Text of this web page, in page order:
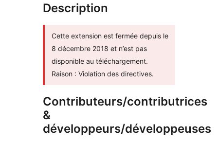
Description
Cette extension est fermée depuis le
8 décembre 2018 et n’est pas
disponible au téléchargement.
Raison : Violation des directives.
Contributeurs/contributrices
&
développeurs/développeuses